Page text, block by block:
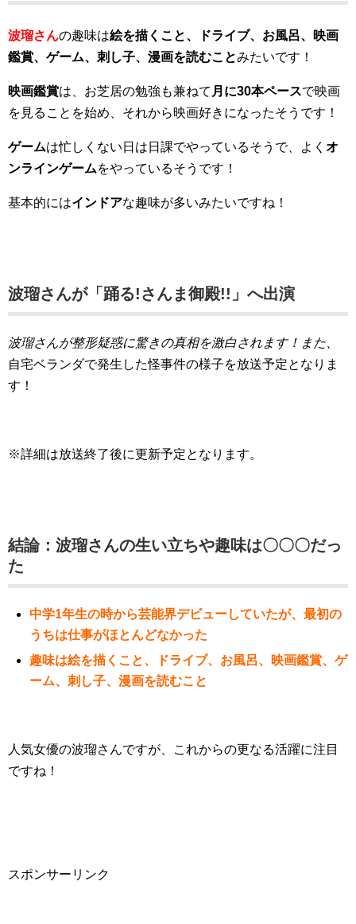
波瑠さんの趣味は絵を描くこと、ドライブ、お風呂、映画
鑑賞、ゲーム、刺し子、漫画を読むことみたいです！
映画鑑賞は、お芝居の勉強も兼ねて 月に30本ペースで映画
を見ることを始め、それから映画好きになったそうです！
ゲームは忙しくない日は日課でやっているそうで、よく オ
ンラインゲームをやっているそうです！
基本的にはインドアな趣味が多いみたいですね！
波瑠さんが「踊る!さんま御殿!!」へ出演
波瑠さんが整形疑惑に驚きの真相を激白されます！また、
自宅ベランダで発生した怪事件の様子を放送予定となりま
す！
※詳細は放送終了後に更新予定となります。
結論：波瑠さんの生い立ちや趣味は〇〇〇だっ
た
中学1年生の時から芸能界デビューしていたが、最初の
うちは仕事がほとんどなかった
趣味は絵を描くこと、ドライブ、お風呂、映画鑑賞、ゲ
ーム、刺し子、漫画を読むこと
人気女優の波瑠さんですが、これからの更なる活躍に注目
ですね！
スポンサーリンク